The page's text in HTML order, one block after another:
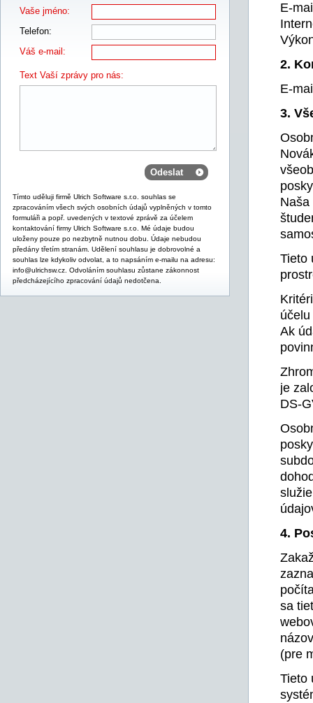
E-
2.
E-
3.
Naša
Tieto
Ak
je
DS-
4.
sa
(pre
Tieto
Vaše jméno:
Telefon:
Váš e-mail:
Text Vaší zprávy pro nás:
Tímto uděluji firmě Ulrich Software s.r.o. souhlas se
zpracováním všech svých osobních údajů vyplněných v tomto
formuláři a popř. uvedených v textové zprávě za účelem
kontaktování firmy Ulrich Software s.r.o. Mé údaje budou
uloženy pouze po nezbytně nutnou dobu. Údaje nebudou
předány třetím stranám. Udělení souhlasu je dobrovolné a
souhlas lze kdykoliv odvolat, a to napsáním e-mailu na adresu:
info@ulrichsw.cz. Odvoláním souhlasu zůstane zákonnost
předcházejícího zpracování údajů nedotčena.